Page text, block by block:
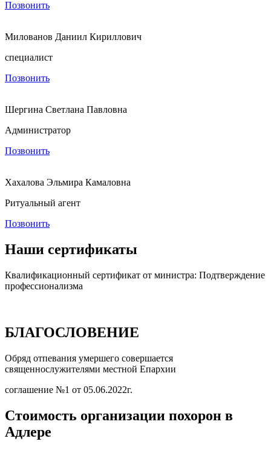
Позвонить
Милованов Даниил Кириллович
специалист
Позвонить
Шергина Светлана Павловна
Администратор
Позвонить
Хахалова Эльмира Камаловна
Ритуальный агент
Позвонить
Наши сертификаты
Квалификационный сертификат от министра: Подтверждение
профессионализма
БЛАГОСЛОВЕНИЕ
Обряд отпевания умершего совершается
священнослужителями местной Епархии
соглашение №1 от 05.06.2022г.
Стоимость организации похорон в
Адлере